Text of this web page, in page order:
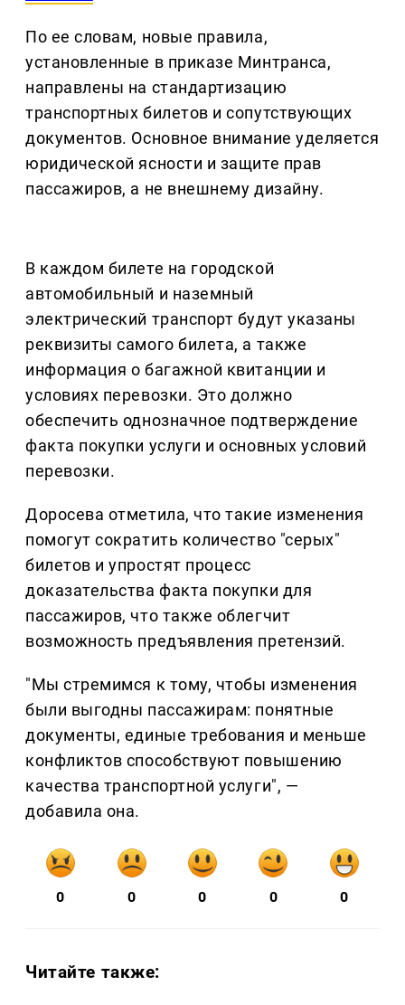
По ее словам, новые правила,
установленные в приказе Минтранса,
направлены на стандартизацию
транспортных билетов и сопутствующих
документов. Основное внимание уделяется
юридической ясности и защите прав
пассажиров, а не внешнему дизайну.
В каждом билете на городской
автомобильный и наземный
электрический транспорт будут указаны
реквизиты самого билета, а также
информация о багажной квитанции и
условиях перевозки. Это должно
обеспечить однозначное подтверждение
факта покупки услуги и основных условий
перевозки.
Доросева отметила, что такие изменения
помогут сократить количество "серых"
билетов и упростят процесс
доказательства факта покупки для
пассажиров, что также облегчит
возможность предъявления претензий.
"Мы стремимся к тому, чтобы изменения
были выгодны пассажирам: понятные
документы, единые требования и меньше
конфликтов способствуют повышению
качества транспортной услуги", —
добавила она.
0 0 0 0 0
Читайте также: